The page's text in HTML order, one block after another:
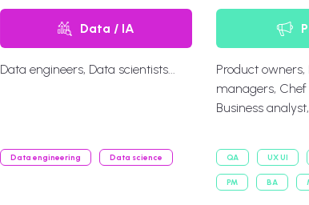
Data / IA
Data engineers, Data scientists...
Data engineering Data science
Product owners,
managers, Chef
Business
QA UX UI
PM BA